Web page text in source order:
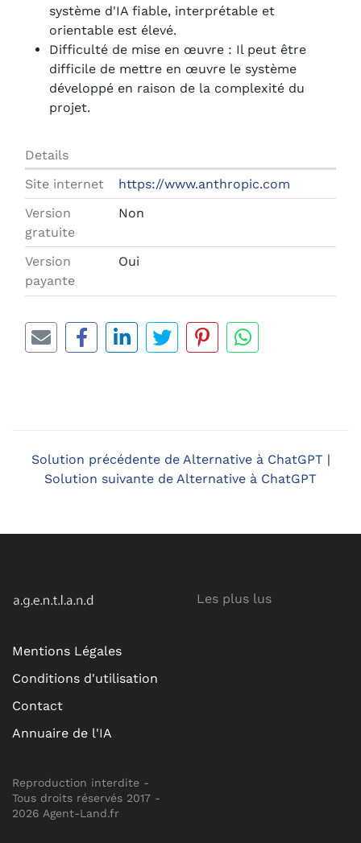
système d'IA fiable, interprétable et
orientable est élevé.
Difficulté de mise en œuvre : Il peut être
difficile de mettre en œuvre le système
développé en raison de la complexité du
projet.
Details
Site internet
https://www.anthropic.com
Version
gratuite
Non
Version
payante
Oui
Solution précédente de Alternative à ChatGPT |
Solution suivante de Alternative à ChatGPT
Mentions Légales
Conditions d'utilisation
Contact
Annuaire de l'IA
Reproduction interdite -
Tous droits réservés 2017 -
2026 Agent-Land.fr
Les plus lus